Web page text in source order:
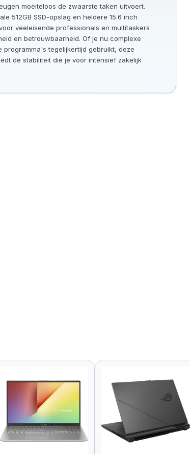
moeiteloos de zwaarste taken uitvoert.
512GB SSD-opslag en heldere 15.6 inch
veeleisende professionals en multitaskers
en betrouwbaarheid. Of je nu complexe
programma's tegelijkertijd gebruikt, deze
de stabiliteit die je voor intensief zakelijk